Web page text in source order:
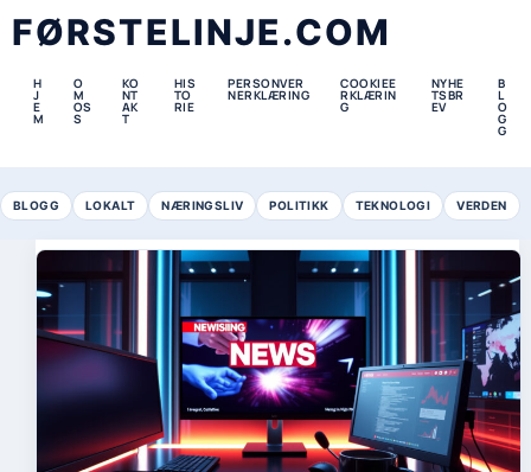
FØRSTELINJE.COM
H
J
E
M
O
M
OS
S
KO
NT
AK
T
HIS
TO
RIE
PERSONVER
NERKLÆRING
COOKIEE
RKLÆRIN
G
NYHE
TSBR
EV
B
L
O
G
G
BLOGG LOKALT NÆRINGSLIV POLITIKK TEKNOLOGI VERDEN